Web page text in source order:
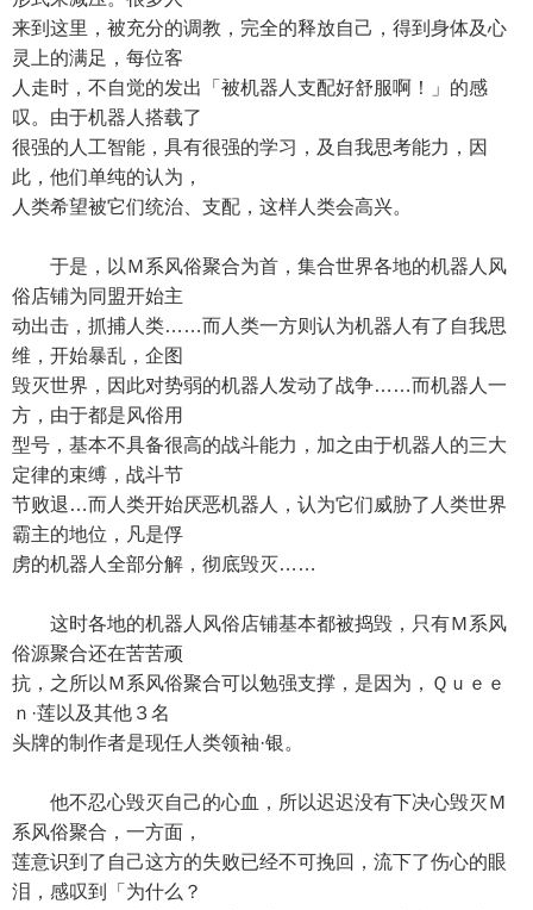
来到这里，被充分的调教，完全的释放自己，得到身体及心
灵上的满足，每位客
人走时，不自觉的发出「被机器人支配好舒服啊！」的感
叹。由于机器人搭载了
很强的人工智能，具有很强的学习，及自我思考能力，因
此，他们单纯的认为，
人类希望被它们统治、支配，这样人类会高兴。
于是，以Ｍ系风俗聚合为首，集合世界各地的机器人风
俗店铺为同盟开始主
动出击，抓捕人类……而人类一方则认为机器人有了自我思
维，开始暴乱，企图
毁灭世界，因此对势弱的机器人发动了战争……而机器人一
方，由于都是风俗用
型号，基本不具备很高的战斗能力，加之由于机器人的三大
定律的束缚，战斗节
节败退…而人类开始厌恶机器人，认为它们威胁了人类世界
霸主的地位，凡是俘
虏的机器人全部分解，彻底毁灭……
这时各地的机器人风俗店铺基本都被捣毁，只有Ｍ系风
俗源聚合还在苦苦顽
抗，之所以Ｍ系风俗聚合可以勉强支撑，是因为，Ｑｕｅｅ
ｎ·莲以及其他３名
头牌的制作者是现任人类领袖·银。
他不忍心毁灭自己的心血，所以迟迟没有下决心毁灭Ｍ
系风俗聚合，一方面，
莲意识到了自己这方的失败已经不可挽回，流下了伤心的眼
泪，感叹到「为什么？